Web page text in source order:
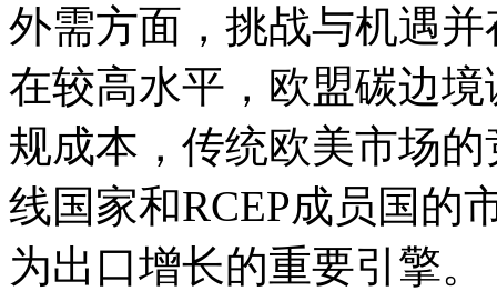
外需方面，挑战与机遇
在较高水平，欧盟碳边
规成本，传统欧美市场
线国家和RCEP成员国的
为出口增长的重要引擎。